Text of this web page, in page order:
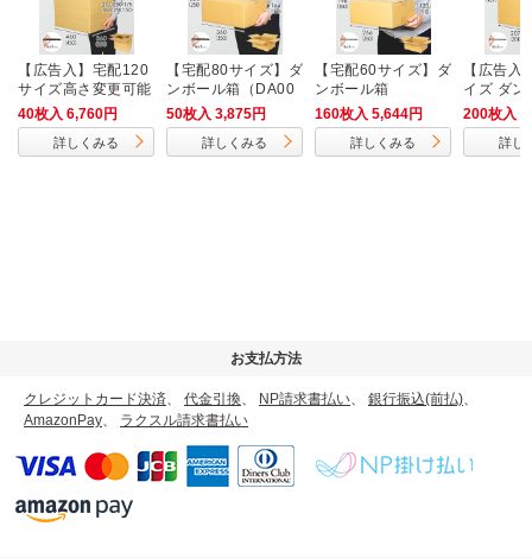
【広告入】宅配120
サイズ高さ変更可能
ダンボール箱
40枚入 6,760円
詳しくみる
【宅配80サイズ】ダ
ンボール箱（DA00
4）
50枚入 3,875円
詳しくみる
【宅配60サイズ】ダ
ンボール箱
160枚入 5,644円
詳しくみる
【広告入
イズ ダン
200枚入
詳し
お支払方法
クレジットカード決済 代金引換 NP請求書払い 銀行振込(前払)
AmazonPay
ラクスル請求書払い